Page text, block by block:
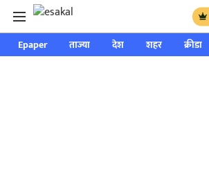
Epaper ताज्या देश शहर क्रीडा